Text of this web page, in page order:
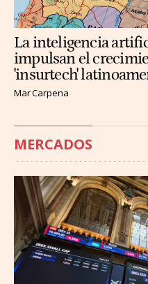
La inteligencia
impulsan el
'insurtech'
Mar Carpena
MERCADOS